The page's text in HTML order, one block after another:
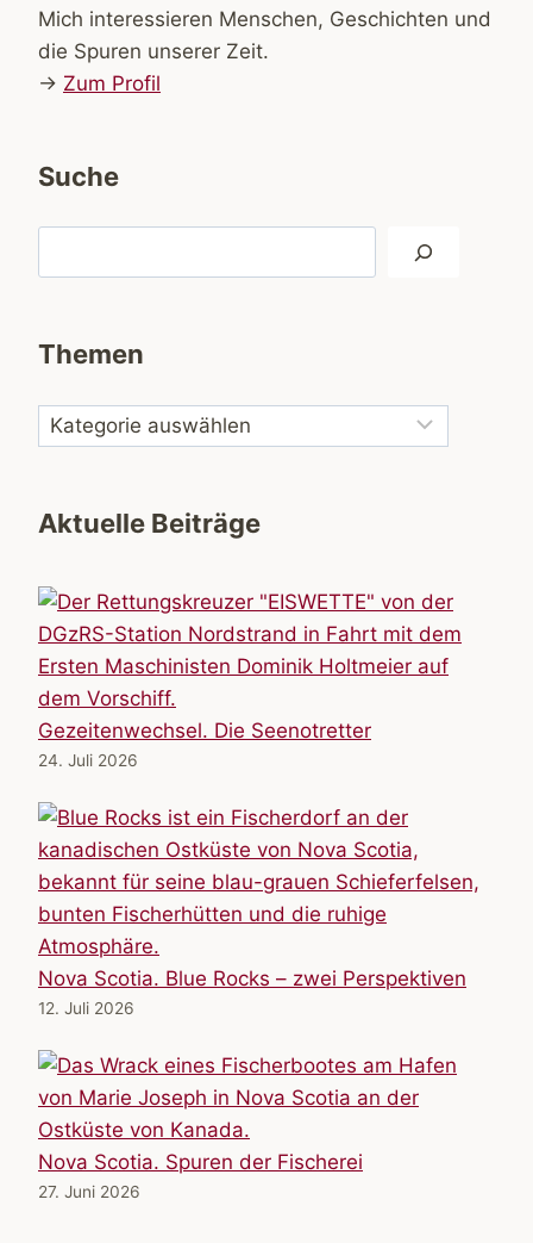
Mich interessieren Menschen, Geschichten und
die Spuren unserer Zeit.
→ Zum Profil
Suche
Themen
Aktuelle Beiträge
Gezeitenwechsel. Die Seenotretter
24. Juli 2026
Nova Scotia. Blue Rocks – zwei Perspektiven
12. Juli 2026
Nova Scotia. Spuren der Fischerei
27. Juni 2026